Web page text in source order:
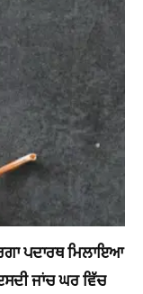
ਪਦਾਰਥ ਮਿਲਾਇਆ
ਜਾਂਚ ਘਰ ਵਿੱਚ